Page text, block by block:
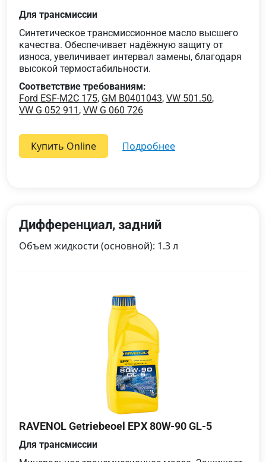
Для трансмиссии
Синтетическое трансмиссионное масло высшего
качества. Обеспечивает надёжную защиту от
износа, увеличивает интервал замены, благодаря
высокой термостабильности.
Соответствие требованиям:
Ford ESF-M2C 175, GM B0401043, VW 501.50,
VW G 052 911 , VW G 060 726
Купить Online подробнее
Дифференциал, задний
Объем жидкости (основной): 1.3 л
RAVENOL Getriebeoel EPX 80W-90 GL-5
Для трансмиссии